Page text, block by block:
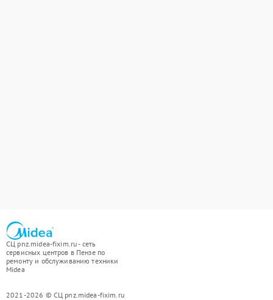
СЦ pnz.midea-fixim.ru - сеть
сервисных центров в Пензе по
ремонту и обслуживанию техники
Midea
2021-2026 © СЦ pnz.midea-fixim.ru